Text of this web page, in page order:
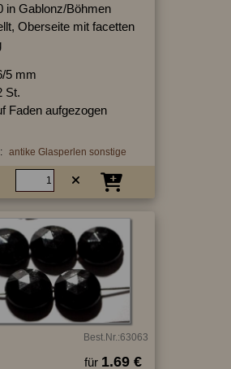
in Gablonz/Böhmen
Oberseite mit facetten
5 mm
St.
Faden aufgezogen
antike Glasperlen sonstige
Best.Nr.:63063
für 1.69 €